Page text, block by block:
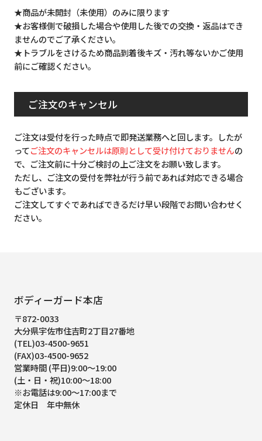
★商品が未開封（未使用）のみに限ります
★お客様側で破損した場合や使用した後での交換・返品はでき
ませんのでご了承ください。
★トラブルをさけるため商品到着後キズ・汚れ等ないかご使用
前にご確認ください。
ご注文のキャンセル
ご注文は受付を行った時点で即発送業務へと回します。したが
ってご注文のキャンセルは原則として受け付けておりませんの
で、ご注文前に十分ご検討の上ご注文をお願い致します。
ただし、ご注文の受付を弊社が行う前であれば対応できる場合
もございます。
ご注文してすぐであればできるだけ早い段階でお問い合わせく
ださい。
ボディーガード本店
〒872-0033
大分県宇佐市住吉町2丁目27番地
(TEL)03-4500-9651
(FAX)03-4500-9652
営業時間 (平日)9:00～19:00
(土・日・祝)10:00～18:00
※お電話は9:00～17:00まで
定休日 年中無休